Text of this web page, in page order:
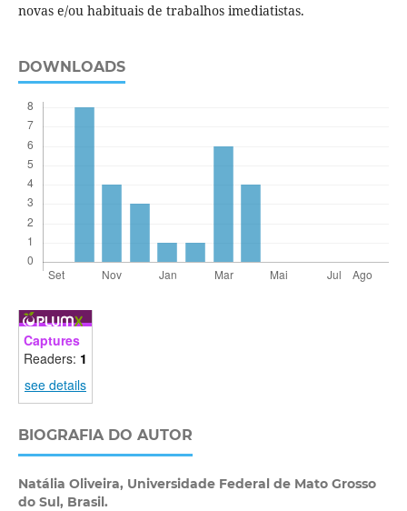
novas e/ou habituais de trabalhos imediatistas.
DOWNLOADS
Captures
Readers: 1
see details
BIOGRAFIA DO AUTOR
Natália Oliveira, Universidade Federal de Mato Grosso
do Sul, Brasil.